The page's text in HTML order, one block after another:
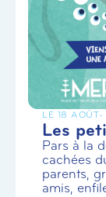
LE 18 AOÛT-
Les
Pars à la
cachées
parents,
amis,